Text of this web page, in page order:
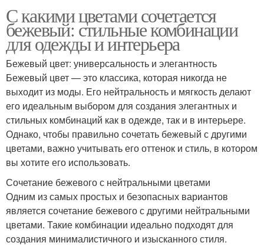
С какими цветами сочетается
бежевый: стильные комбинации
для одежды и интерьера
Бежевый цвет: универсальность и элегантность
Бежевый цвет — это классика, которая никогда не
выходит из моды. Его нейтральность и мягкость делают
его идеальным выбором для создания элегантных и
стильных комбинаций как в одежде, так и в интерьере.
Однако, чтобы правильно сочетать бежевый с другими
цветами, важно учитывать его оттенок и стиль, в котором
вы хотите его использовать.
Сочетание бежевого с нейтральными цветами
Одним из самых простых и безопасных вариантов
является сочетание бежевого с другими нейтральными
цветами. Такие комбинации идеально подходят для
создания минималистичного и изысканного стиля.